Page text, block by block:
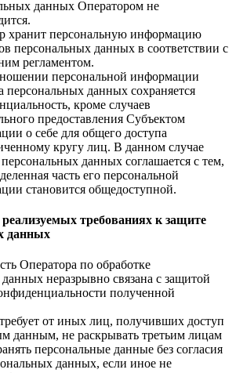
данных Оператором не
хранит персональную информацию
персональных данных в соответствии с
регламентом.
персональной информации
персональных данных сохраняется
кроме случаев
предоставления Субъектом
о себе для общего доступа
кругу лиц. В данном случае
данных соглашается с тем,
часть его персональной
становится общедоступной.
требованиях к защите
данных
Оператора по обработке
неразрывно связана с защитой
полученной
от иных лиц, получивших доступ
данным, не раскрывать третьим лицам
персональные данные без согласия
данных, если иное не